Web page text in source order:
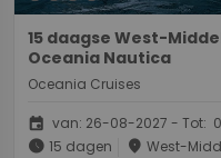
15 daagse West-
Oceania Nautica
Oceania Cruises
event van: 26-08-2027 - Tot:
schedule 15 dagen place West-